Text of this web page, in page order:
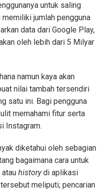
untuk saling
jumlah pengguna
data dari Google Play,
oleh lebih dari 5 Milyar
namun kaya akan
nilai tambah tersendiri
satu ini. Bagi pengguna
memahami fitur serta
Instagram.
diketahui oleh sebagian
bagaimana cara untuk
historydi aplikasi
meliputi; pencarian